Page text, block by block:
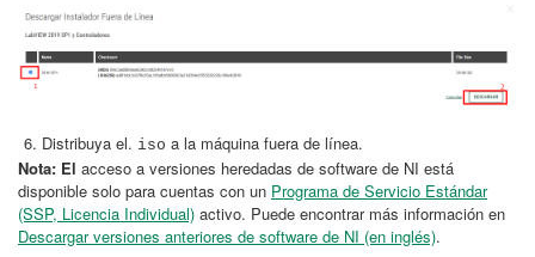
Distribuya el. iso a la máquina fuera de línea.
Nota: El acceso a versiones heredadas de software de NI está
disponible solo para cuentas con un Programa de Servicio Estándar
(SSP, Licencia Individual) activo. Puede encontrar más información en
Descargar versiones anteriores de software de NI (en inglés).